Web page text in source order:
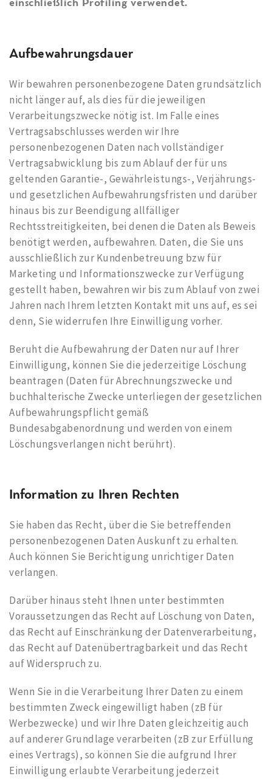
Aufbewahrungsdauer
Wir bewahren personenbezogene Daten grundsätzlich
nicht länger auf, als dies für die jeweiligen
Verarbeitungszwecke nötig ist. Im Falle eines
Vertragsabschlusses werden wir Ihre
personenbezogenen Daten nach vollständiger
Vertragsabwicklung bis zum Ablauf der für uns
geltenden Garantie-, Gewährleistungs-, Verjährungs-
und gesetzlichen Aufbewahrungsfristen und darüber
hinaus bis zur Beendigung allfälliger
Rechtsstreitigkeiten, bei denen die Daten als Beweis
benötigt werden, aufbewahren. Daten, die Sie uns
ausschließlich zur Kundenbetreuung bzw für
Marketing und Informationszwecke zur Verfügung
gestellt haben, bewahren wir bis zum Ablauf von zwei
Jahren nach Ihrem letzten Kontakt mit uns auf, es sei
denn, Sie widerrufen Ihre Einwilligung vorher.
Beruht die Aufbewahrung der Daten nur auf Ihrer
Einwilligung, können Sie die jederzeitige Löschung
beantragen (Daten für Abrechnungszwecke und
buchhalterische Zwecke unterliegen der gesetzlichen
Aufbewahrungspflicht gemäß
Bundesabgabenordnung und werden von einem
Löschungsverlangen nicht berührt).
Information zu Ihren Rechten
Sie haben das Recht, über die Sie betreffenden
personenbezogenen Daten Auskunft zu erhalten.
Auch können Sie Berichtigung unrichtiger Daten
verlangen.
Darüber hinaus steht Ihnen unter bestimmten
Voraussetzungen das Recht auf Löschung von Daten,
das Recht auf Einschränkung der Datenverarbeitung,
das Recht auf Datenübertragbarkeit und das Recht
auf Widerspruch zu.
Wenn Sie in die Verarbeitung Ihrer Daten zu einem
bestimmten Zweck eingewilligt haben (zB für
Werbezwecke) und wir Ihre Daten gleichzeitig auch
auf anderer Grundlage verarbeiten (zB zur Erfüllung
eines Vertrags), so können Sie die aufgrund Ihrer
Einwilligung erlaubte Verarbeitung jederzeit